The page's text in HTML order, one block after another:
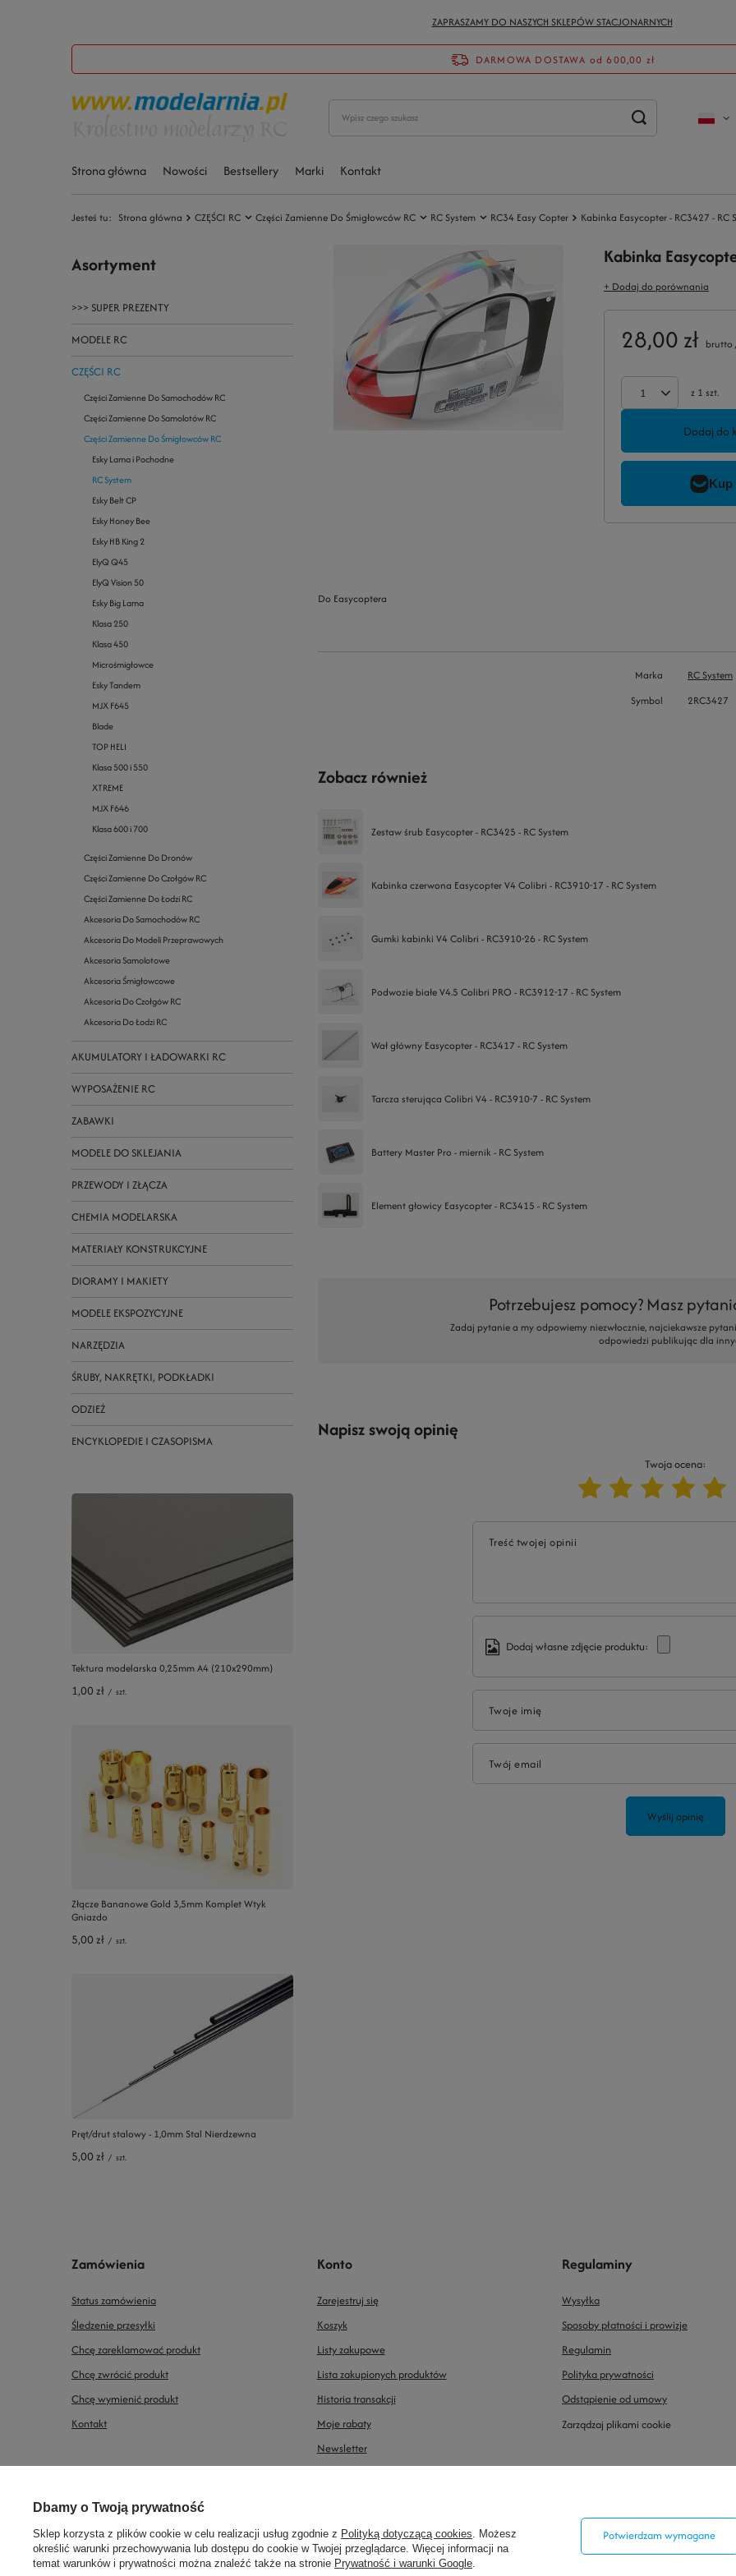
ZAPRASZAMY DO NASZYCH SKLEPÓW STACJONARNYCH
DARMOWA DOSTAWA od 600,00 zł
Strona główna Nowości Bestsellery Marki Kontakt
Jesteś tu: Strona główna CZĘŚCI RC Części Zamienne Do Śmigłowców RC RC System RC34 Easy Copter Kabinka Easycopter - RC3427 - RC
Asortyment
>>> SUPER PREZENTY
MODELE RC
CZĘŚCI RC
Części Zamienne Do Samochodów RC
Części Zamienne Do Samolotów RC
Części Zamienne Do Śmigłowców RC
Esky Lama i Pochodne
RC System
Esky Belt CP
Esky Honey Bee
Esky HB King 2
ElyQ Q45
ElyQ Vision 50
Esky Big Lama
Klasa 250
Klasa 450
Microśmigłowce
Esky Tandem
MJX F645
Blade
TOP HELI
Klasa 500 i 550
XTREME
MJX F646
Klasa 600 i 700
Części Zamienne Do Dronów
Części Zamienne Do Czołgów RC
Części Zamienne Do Łodzi RC
Akcesoria Do Samochodów RC
Akcesoria Do Modeli Przeprawowych
Akcesoria Samolotowe
Akcesoria Śmigłowcowe
Akcesoria Do Czołgów RC
Akcesoria Do Łodzi RC
AKUMULATORY I ŁADOWARKI RC
WYPOSAŻENIE RC
ZABAWKI
MODELE DO SKLEJANIA
PRZEWODY I ZŁĄCZA
CHEMIA MODELARSKA
MATERIAŁY KONSTRUKCYJNE
DIORAMY I MAKIETY
MODELE EKSPOZYCYJNE
NARZĘDZIA
ŚRUBY, NAKRĘTKI, PODKŁADKI
ODZIEŻ
ENCYKLOPEDIE I CZASOPISMA
Tektura modelarska 0,25mm A4 (210x290mm)
1,00 zł / szt.
Złącze Bananowe Gold 3,5mm Komplet Wtyk
Gniazdo
5,00 zł / szt.
Pręt/drut stalowy - 1,0mm Stal Nierdzewna
5,00 zł / szt.
Kabinka
+ Dodaj do porównania
28,00 zł brutto
z 1 szt.
Dodaj do
Do Easycoptera
Marka
RC System
Symbol
2RC3427
Zobacz również
Zestaw śrub Easycopter - RC3425 - RC System
Kabinka czerwona Easycopter V4 Colibri - RC3910-17 - RC System
Gumki kabinki V4 Colibri - RC3910-26 - RC System
Podwozie białe V4.5 Colibri PRO - RC3912-17 - RC System
Wał główny Easycopter - RC3417 - RC System
Tarcza sterująca Colibri V4 - RC3910-7 - RC System
Battery Master Pro - miernik - RC System
Element głowicy Easycopter - RC3415 - RC System
Potrzebujesz pomocy? Masz
Zadaj pytanie a my odpowiemy niezwłocznie, najciekawsze
odpowiedzi publikując dla
Napisz swoją opinię
Twoja ocena:
Treść twojej opinii
Dodaj własne zdjęcie produktu:
Twoje imię
Twój email
Wyślij opinię
Zamówienia
Status zamówienia
Śledzenie przesyłki
Chcę zareklamować produkt
Chcę zwrócić produkt
Chcę wymienić produkt
Kontakt
Konto
Zarejestruj się
Koszyk
Listy zakupowe
Lista zakupionych produktów
Historia transakcji
Moje rabaty
Newsletter
Regulaminy
Wysyłka
Sposoby płatności i prowizje
Regulamin
Polityka prywatności
Odstąpienie od umowy
Zarządzaj plikami cookie
728440077 biuro@modelarnia.pl
W sklepie prezentujemy ceny brutto (z VAT).
Prawdziwe
opinie klientów
Dbamy o Twoją prywatność
Sklep korzysta z plików cookie w celu realizacji usług zgodnie z Polityką dotyczącą cookies . Możesz
określić warunki przechowywania lub dostępu do cookie w Twojej przeglądarce. Więcej informacji na
temat warunków i prywatności można znaleźć także na stronie Prywatność i warunki Google
Potwierdzam wymagane